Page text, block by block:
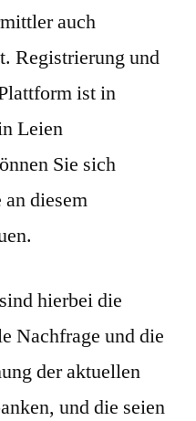
auch
Registrierung und
ist in
Leien
Sie sich
diesem
hierbei die
Nachfrage und die
der aktuellen
und die seien